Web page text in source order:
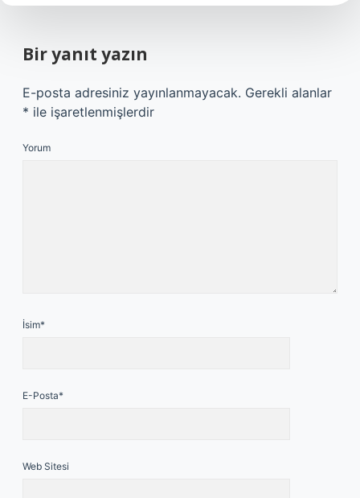
Bir yanıt yazın
E-posta adresiniz yayınlanmayacak. Gerekli alanlar
* ile işaretlenmişlerdir
Yorum
İsim*
E-Posta*
Web Sitesi